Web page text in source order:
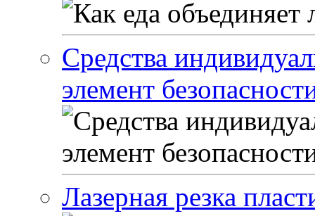
Средства
элемент
Лазерная резка